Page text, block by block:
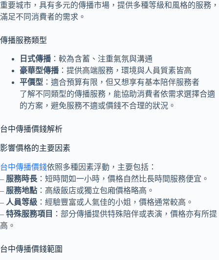
重要城市，具有多元的傳播市場，提供多種等級和風格的服務，
滿足不同消費者的需求。
傳播服務類型
日式傳播 ：較為含蓄、注重氣氛與溝通
豪華型傳播 ：提供高端服務，環境與人員質素皆高
平價型 ：適合預算有限，但又想享有基本陪伴服務者
了解不同類型的傳播服務，能協助消費者依需求選擇合適
的方案，避免服務不適或價錢不合理的狀況。
台中傳播價錢解析
影響價格的主要因素
台中傳播價錢依照多種因素浮動，主要包括：
– 服務時長 ：短時間如一小時，價格自然比長時間服務便宜。
– 服務地點 ：高級飯店或獨立包廂價格略高。
– 人員等級 ：經驗豐富或人氣佳的小姐，價格通常較高。
– 特殊服務項目 ：部分傳播提供特殊陪伴或表演，價格亦有所提
高。
台中傳播價錢範圍